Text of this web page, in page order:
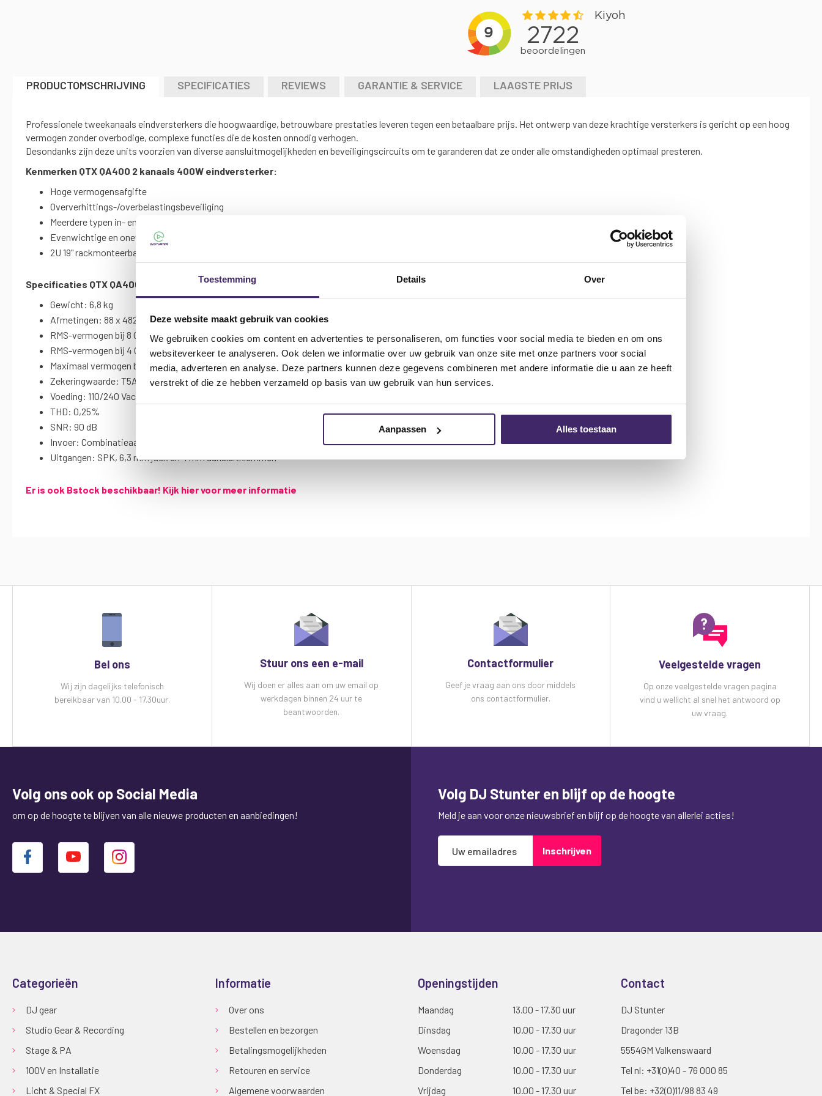
Toestemming Details Over
Deze website maakt gebruik van cookies
We gebruiken cookies om content en advertenties te personaliseren, om functies voor social media te bieden en om ons
websiteverkeer te analyseren. Ook delen we informatie over uw gebruik van onze site met onze partners voor social
media, adverteren en analyse. Deze partners kunnen deze gegevens combineren met andere informatie die u aan ze heeft
verstrekt of die ze hebben verzameld op basis van uw gebruik van hun services.
Aanpassen Alles toestaan
gallerijPRODUCTOMSCHRIJVING SPECIFICATIES REVIEWS GARANTIE & SERVICE LAAGSTE PRIJS
Professionele tweekanaals eindversterkers die hoogwaardige, betrouwbare prestaties leveren tegen een betaalbare prijs. Het ontwerp van deze krachtige versterkers is gericht op een hoog
vermogen zonder overbodige, complexe functies die de kosten onnodig verhogen.
Desondanks zijn deze units voorzien van diverse aansluitmogelijkheden en beveiligingscircuits om te garanderen dat ze onder alle omstandigheden optimaal presteren.
Kenmerken QTX QA400 2 kanaals 400W eindversterker:
Hoge vermogensafgifte
Oververhittings-/overbelastingsbeveiliging
Meerdere typen in- en uitgangen
Evenwichtige en onevenwichtige inputs
2U 19" rackmonteerbaar
Specificaties QTX QA400 2 kanaals 400W eindversterker:
Gewicht: 6,8 kg
Afmetingen: 88 x 482 x 270 mm
RMS-vermogen bij 8 Ohm2 x 70W
RMS-vermogen bij 4 Ohm2 x 100W
Maximaal vermogen bij 4 Ohm2 x 200W
Zekeringwaarde: T5A (240V) / T10A (110V)
Voeding: 110/240 Vac, 50/60 Hz (IEC)
THD: 0,25%
SNR: 90 dB
Invoer: Combinatieaansluiting (6,3 mm jack + XLR) en RCA
Uitgangen: SPK, 6,3 mm jack en 4 mm aansluitklemmen
Er is ook Bstock beschikbaar! Kijk hier voor meer informatie
Bel ons
Wij zijn dagelijks telefonisch
bereikbaar van 10.00 - 17.30uur.
Stuur ons een e-mail
Wij doen er alles aan om uw email op
werkdagen binnen 24 uur te
beantwoorden.
Contactformulier
Geef je vraag aan ons door middels
ons contactformulier.
Veelgestelde vragen
Op onze veelgestelde vragen pagina
vind u wellicht al snel het antwoord op
uw vraag.
Volg ons ook op Social Media
om op de hoogte te blijven van alle nieuwe producten en aanbiedingen!
Volg DJ Stunter en blijf op de hoogte
Meld je aan voor onze nieuwsbrief en blijf op de hoogte van allerlei acties!
Abonneer
op
Inschrijven
Categorieën
DJ gear
Studio Gear & Recording
Stage & PA
100V en Installatie
Licht & Special FX
Informatie
Over ons
Bestellen en bezorgen
Betalingsmogelijkheden
Retouren en service
Algemene voorwaarden
Openingstijden
Maandag
13.00 - 17.30 uur
Dinsdag
10.00 - 17.30 uur
Woensdag
10.00 - 17.30 uur
Donderdag
10.00 - 17.30 uur
Vrijdag
10.00 - 17.30 uur
Contact
DJ Stunter
Dragonder 13B
5554GM Valkenswaard
Tel nl: +31(0)40 - 76 000 85
Tel be: +32(0)11/98 83 49